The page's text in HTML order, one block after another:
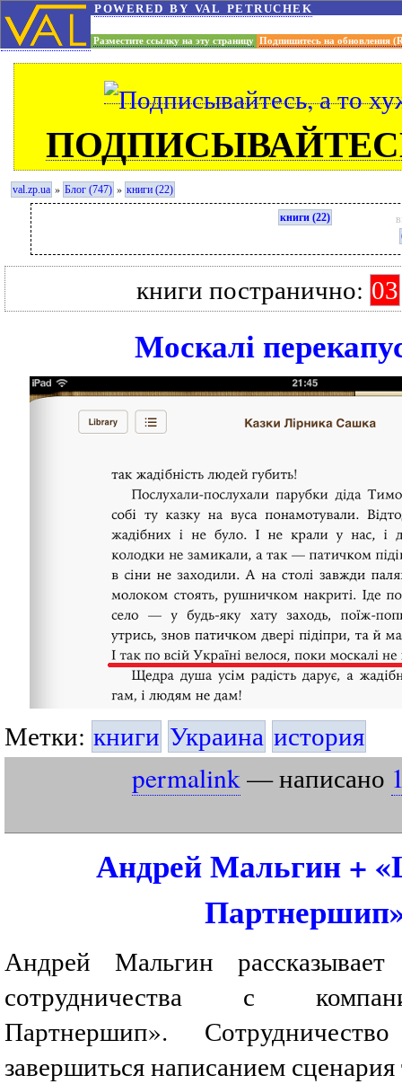
powered by val petruchek
Разместите ссылку на эту страницу Подпишитесь на обновления
val.zp.ua » Блог (747) » книги (22)
книги (22)
книги постранично: 03
Москалі
Метки: книги Украина история
permalink— написано
Андрей Мальгин +
Андрей Мальгин
сотрудничества с
Партнершип».
завершиться написанием сценария